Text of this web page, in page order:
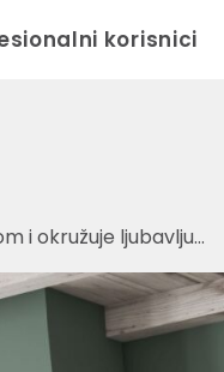
korisnici
i okružuje ljubavlju…